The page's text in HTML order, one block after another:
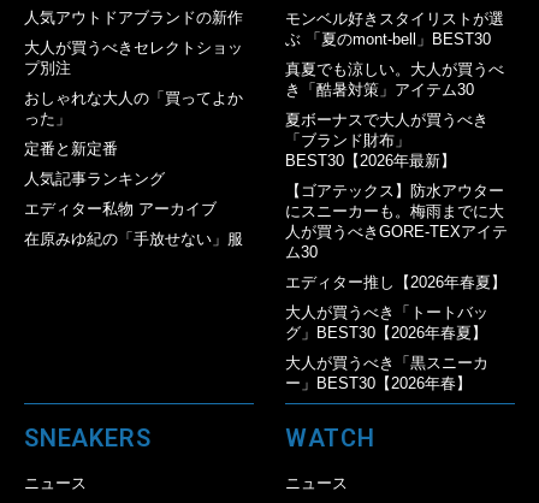
人気アウトドアブランドの新作
大人が買うべきセレクトショッ
プ別注
おしゃれな大人の「買ってよか
った」
定番と新定番
人気記事ランキング
エディター私物 アーカイブ
在原みゆ紀の「手放せない」服
モンベル好きスタイリストが選
ぶ 「夏のmont-bell」BEST30
真夏でも涼しい。大人が買うべ
き「酷暑対策」アイテム30
夏ボーナスで大人が買うべき
「ブランド財布」
BEST30【2026年最新】
【ゴアテックス】防水アウター
にスニーカーも。梅雨までに大
人が買うべきGORE-TEXアイテ
ム30
エディター推し【2026年春夏】
大人が買うべき「トートバッ
グ」BEST30【2026年春夏】
大人が買うべき「黒スニーカ
ー」BEST30【2026年春】
SNEAKERS
ニュース
WATCH
ニュース